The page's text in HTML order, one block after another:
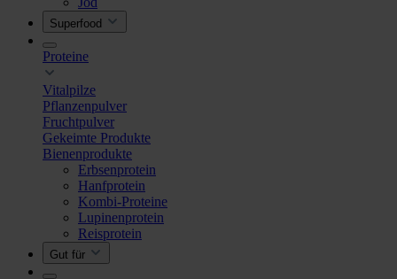
Superfood
Proteine
Vitalpilze
Pflanzenpulver
Fruchtpulver
Gekeimte Produkte
Bienenprodukte
Erbsenprotein
Hanfprotein
Kombi-Proteine
Lupinenprotein
Reisprotein
Gut für